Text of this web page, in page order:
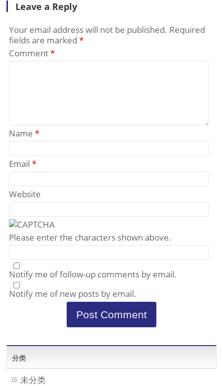
Leave a Reply
Your email address will not be published. Required
fields are marked*
Comment*
Name*
Email*
Website
Please enter the characters shown above.
Notify me of follow-up comments by email.
Notify me of new posts by email.
分类
未分类